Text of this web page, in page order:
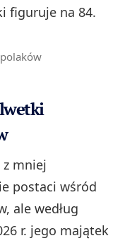
figuruje na 84.
z mniej
postaci wśród
ale według
r. jego majątek